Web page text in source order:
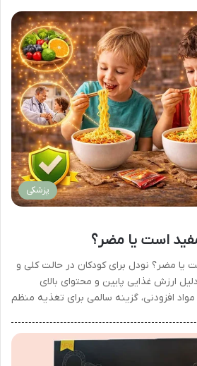
پزشکی
است یا مضر؟
یا مضر؟ نودل برای کودکان در حالت کلی و
ارزش غذایی پایین و محتوای بالای
افزودنی، گزینه سالمی برای تغذیه منظم